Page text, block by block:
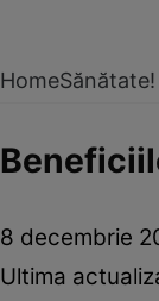
HomeSănătate!
8 decembrie
Ultima